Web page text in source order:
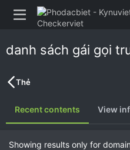
danh sách gái gọi
Thẻ
Recent contents View
Showing results only for domain